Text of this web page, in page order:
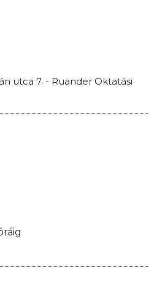
utca 7. - Ruander Oktatási